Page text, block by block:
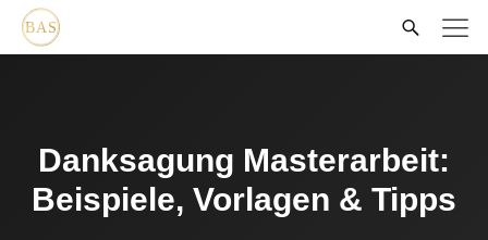
Danksagung Masterarbeit:
Beispiele, Vorlagen & Tipps